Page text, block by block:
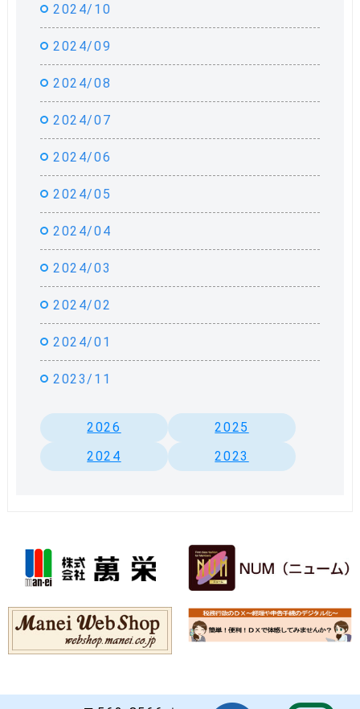
2024/10
2024/09
2024/08
2024/07
2024/06
2024/05
2024/04
2024/03
2024/02
2024/01
2023/11
2026
2025
2024
2023